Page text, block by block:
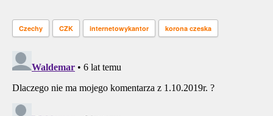
Czechy CZK internetowykantor korona czeska